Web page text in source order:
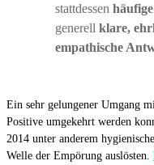
stattdessen
generell klare,
empathische
Ein sehr gelungener Umgang
Positive umgekehrt werden
2014 unter anderem
Welle der Empörung auslösten.